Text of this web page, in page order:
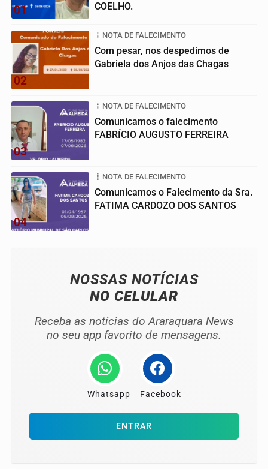
01
COELHO.
02
NOTA DE FALECIMENTO
Com pesar, nos despedimos de
Gabriela dos Anjos das Chagas
03
NOTA DE FALECIMENTO
Comunicamos o falecimento
FABRÍCIO AUGUSTO FERREIRA
04
NOTA DE FALECIMENTO
Comunicamos o Falecimento da Sra.
FATIMA CARDOZO DOS SANTOS
NOSSAS NOTÍCIAS
NO CELULAR
Receba as notícias do Araraquara News
no seu app favorito de mensagens.
Whatsapp Facebook
ENTRAR